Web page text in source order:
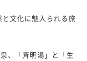
文化に魅入られる旅
、「斉明湯」と「生